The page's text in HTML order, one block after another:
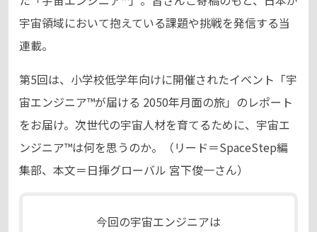
宇宙領域において抱えている課題や挑戦を発信する当
連載。
第5回は、小学校低学年向けに開催されたイベント「宇
宙エンジニア™が届ける 2050年月面の旅」のレポート
をお届け。次世代の宇宙人材を育てるために、宇宙エ
ンジニア™は何を思うのか。（リード＝SpaceStep編
集部、本文＝日揮グローバル 宮下俊一さん）
今回の宇宙エンジニアは